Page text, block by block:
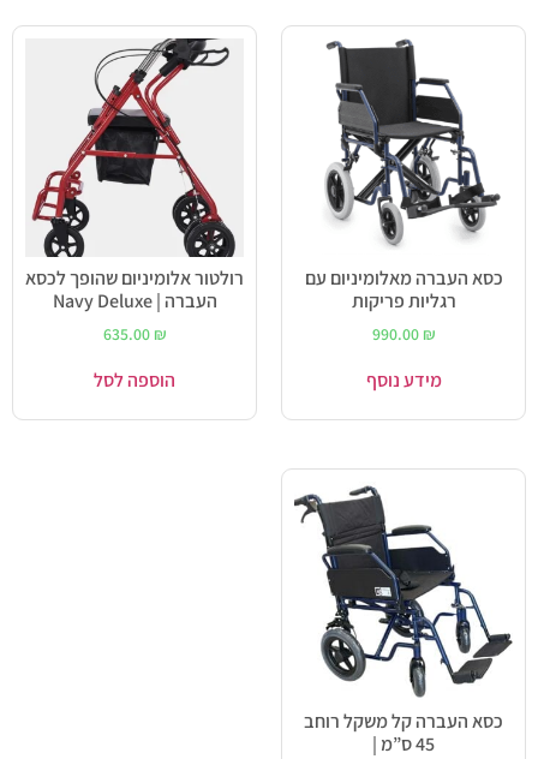
כסא העברה מאלומיניום עם
רגליות פריקות
990.00 ₪
מידע נוסף
רולטור אלומיניום שהופך לכסא
העברה | Navy Deluxe
635.00 ₪
הוספה לסל
כסא העברה קל משקל רוחב
45 ס”מ |